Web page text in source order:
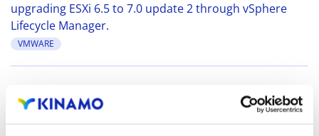
upgrading ESXi 6.5 to 7.0 update 2 through vSphere
Lifecycle Manager.
VMWARE